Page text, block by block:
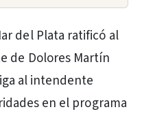
del Plata ratificó al
de Dolores Martín
al intendente
en el programa